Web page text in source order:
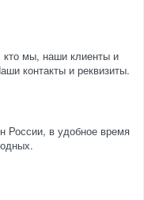
кто мы, наши клиенты и
контакты и реквизиты.
России, в удобное время